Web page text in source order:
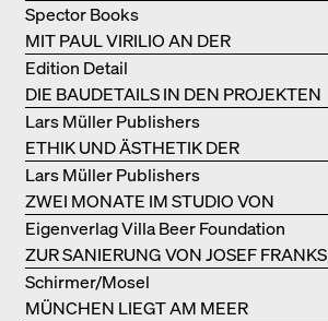
MIT PAUL VIRILIO AN DER
ATLANTIKKÜSTE
Spector Books
DIE BAUDETAILS IN DEN PROJEKTEN
VON HERZOG & DE MEURON
Edition Detail
ETHIK UND ÄSTHETIK DER
LANDSCHAFT: ROBERTO BURLE
MARX
Lars Müller Publishers
ZWEI MONATE IM STUDIO VON
OSCAR NIEMEYER AN DER
COPACABANA
Lars Müller Publishers
ZUR SANIERUNG VON JOSEF FRANKS
VILLA BEER
Eigenverlag Villa Beer Foundation
MÜNCHEN LIEGT AM MEER
Schirmer/Mosel